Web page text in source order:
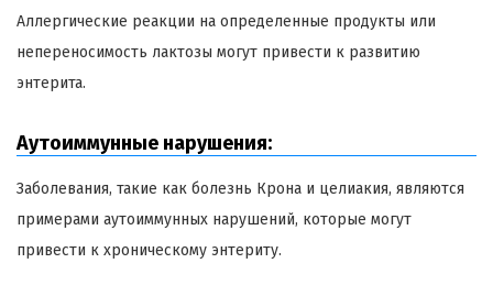
Аллергические реакции на определенные продукты или
непереносимость лактозы могут привести к развитию
энтерита.
Аутоиммунные нарушения:
Заболевания, такие как болезнь Крона и целиакия, являются
примерами аутоиммунных нарушений, которые могут
привести к хроническому энтериту.